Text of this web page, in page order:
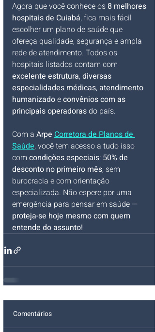
Agora que você conhece os 8 melhores
hospitais de Cuiabá, fica mais fácil
escolher um plano de saúde que
ofereça qualidade, segurança e ampla
rede de atendimento. Todos os
hospitais listados contam com
excelente estrutura, diversas
especialidades médicas, atendimento
humanizado e convênios com as
principais operadoras do país.
Com a Arpe Corretora de Planos de
Saúde, você tem acesso a tudo isso
com condições especiais: 50% de
desconto no primeiro mês, sem
burocracia e com orientação
especializada. Não espere por uma
emergência para pensar em saúde —
proteja-se hoje mesmo com quem
entende do assunto!
Comentários